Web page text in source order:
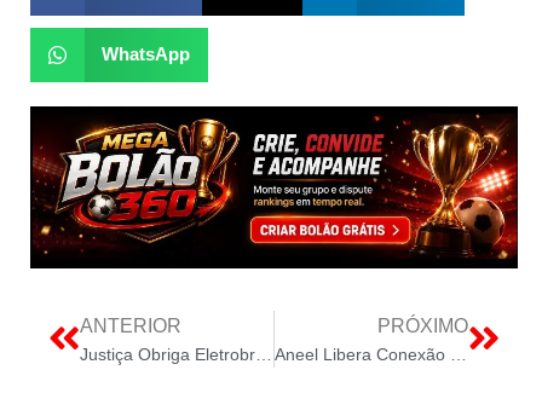
WhatsApp
ANTERIOR
Justiça Obriga Eletrobras a Restabelecer Salários Após Negociações Individuais
PRÓXIMO
Aneel Libera Conexão De Dois Data Centers À Rede Básica De São Paulo Impulsionando Infraestrutura E Energia Limpa